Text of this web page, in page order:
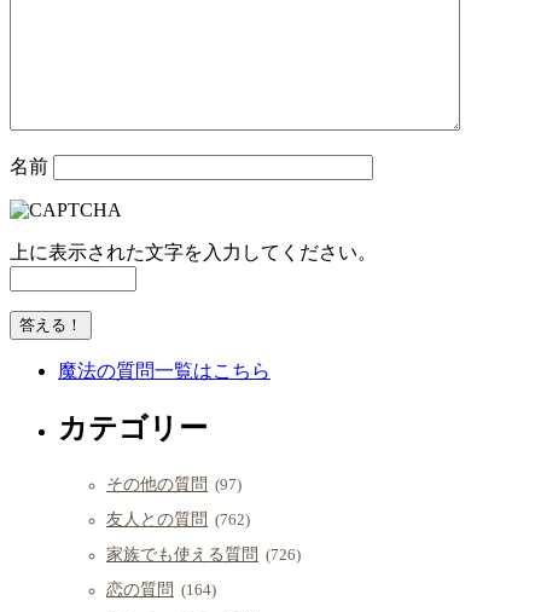
名前
上に表示された文字を入力してください。
魔法の質問一覧はこちら
カテゴリー
その他の質問 (97)
友人との質問 (762)
家族でも使える質問 (726)
恋の質問 (164)